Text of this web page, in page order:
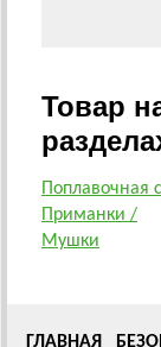
Товар
Поплавочная
Приманки /
Мушки
ГЛАВНАЯ